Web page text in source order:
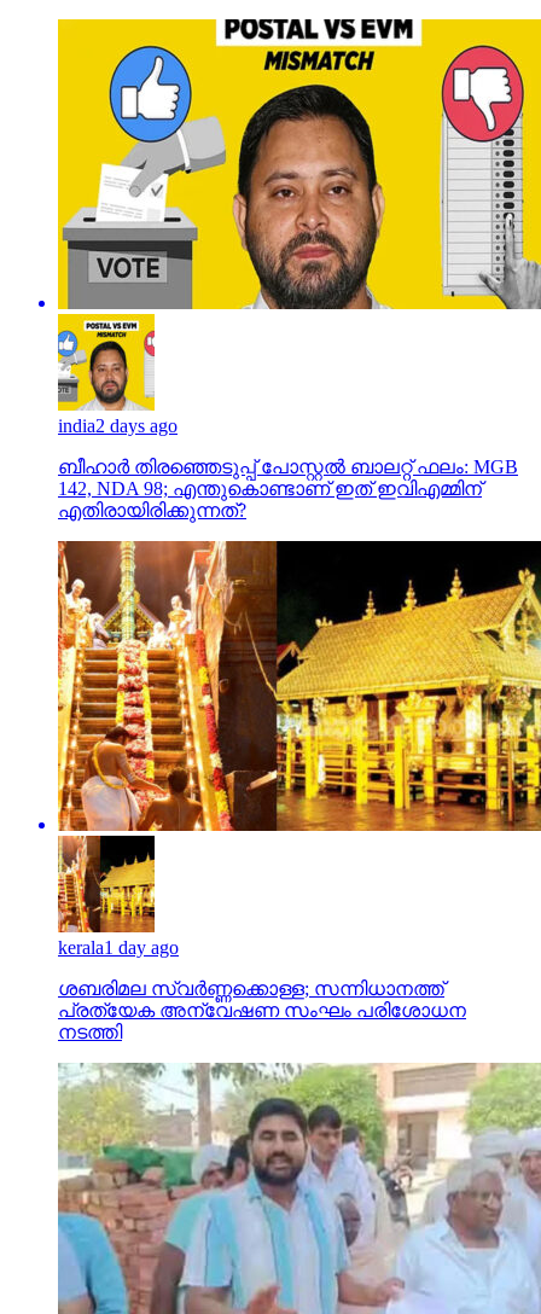
india2 days ago
ബീഹാർ തിരഞ്ഞെടുപ്പ് പോസ്റ്റൽ ബാലറ്റ് ഫലം: MGB
142, NDA 98; എന്തുകൊണ്ടാണ് ഇത് ഇവിഎമ്മിന്
എതിരായിരിക്കുന്നത്?
kerala1 day ago
ശബരിമല സ്വര്‍ണ്ണക്കൊള്ള; സന്നിധാനത്ത്
പ്രത്യേക അന്വേഷണ സംഘം പരിശോധന
നടത്തി